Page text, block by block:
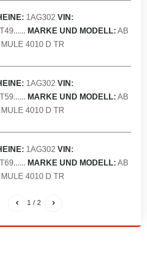
1AG302 VIN:
MARKE UND MODELL: AB
4010 D TR
1AG302 VIN:
MARKE UND MODELL: AB
4010 D TR
1AG302 VIN:
MARKE UND MODELL: AB
4010 D TR
1 / 2